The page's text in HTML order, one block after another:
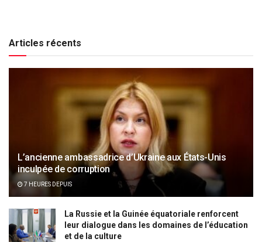
Articles récents
L’ancienne ambassadrice d’Ukraine aux États-Unis
inculpée de corruption
7 HEURES DEPUIS
La Russie et la Guinée équatoriale renforcent
leur dialogue dans les domaines de l’éducation
et de la culture